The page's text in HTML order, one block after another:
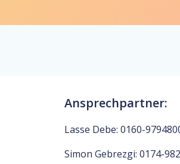
Ansprechpartner:
Lasse Debe: 0160-
Simon Gebrezgi: 0174-